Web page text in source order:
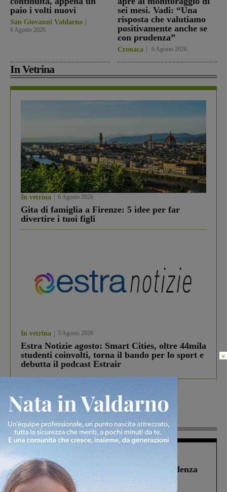
paio i volti nuovi
San Giovanni Valdarno
6 Agosto 2026
sei mesi. Vadi: “Una
risposta che valutiamo
positivamente anche se
con prudenza”
Cronaca 6 Agosto 2026
In Vetrina
In vetrina 6 Agosto 2026
Gita di famiglia a Firenze: 5 idee per far
divertire i tuoi figli
In vetrina 3 Agosto 2026
Estra Notizie agosto: Smart Cities, oltre 44mila
studenti coinvolti, torna il bando per lo sport e
debutta il podcast Estrair
Più lette
Figline Incisa Valdarno 1 Agosto 2026
Piscina di Figline finanziata oltre la scadenza
Pnrr, il gruppo di Fratelli d’Italia: “Un
ringraziamento al Governo”
×